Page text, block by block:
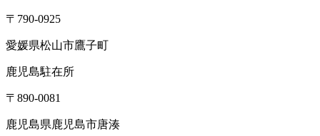
〒790-0925
愛媛県松山市鷹子町
鹿児島駐在所
〒890-0081
鹿児島県鹿児島市唐湊